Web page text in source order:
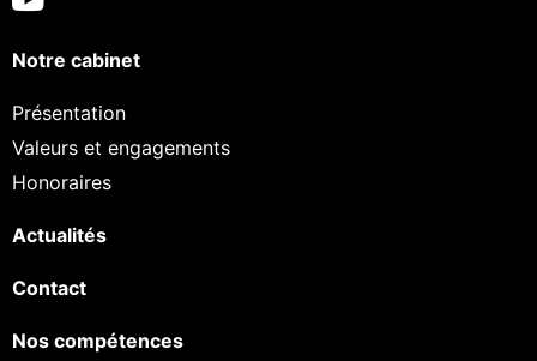
Notre cabinet
Présentation
Valeurs et engagements
Honoraires
Actualités
Contact
Nos compétences